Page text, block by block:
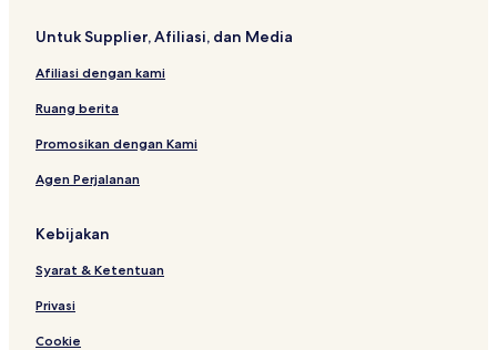
Untuk Supplier, Afiliasi, dan Media
Afiliasi dengan kami
Ruang berita
Promosikan dengan Kami
Agen Perjalanan
Kebijakan
Syarat & Ketentuan
Privasi
Cookie